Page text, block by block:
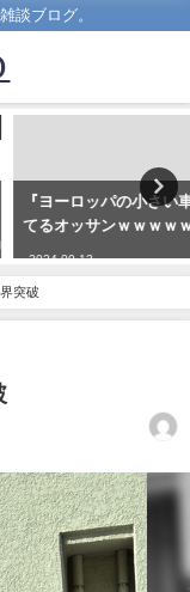
談ブログ。
パの小さい車』に乗っ
サンｗｗｗｗｗｗｗｗｗ
突破